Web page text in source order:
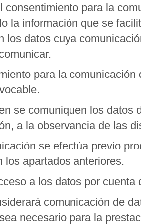
consentimiento para la
la información que se
los datos cuya
para la
se comuniquen los datos
a la observancia de las
se efectúa previo
los apartados anteriores.
a los datos por cuenta
comunicación de
necesario para la